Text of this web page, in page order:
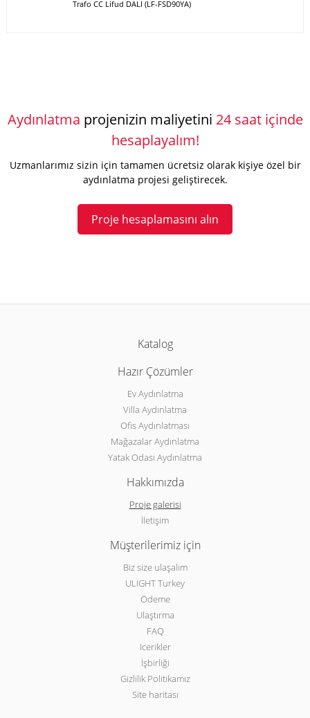
Trafo CC Lifud DALI (LF-FSD90YA)
Aydınlatma projenizin maliyetini 24 saat içinde
hesaplayalım!
Uzmanlarımız sizin için tamamen ücretsiz olarak kişiye özel bir
aydınlatma projesi geliştirecek.
Proje hesaplamasını alın
Katalog
Hazır Çözümler
Ev Aydınlatma
Villa Aydınlatma
Ofis Aydınlatması
Mağazalar Aydınlatma
Yatak Odası Aydınlatma
Hakkımızda
Proje galerisi
İletişim
Müşterilerimiz için
Biz size ulaşalım
ULIGHT Turkey
Ödeme
Ulaştırma
FAQ
Icerikler
İşbirliği
Gizlilik Politikamız
Site haritası